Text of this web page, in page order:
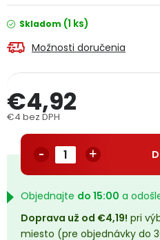
Reklamačný formulár
Obchodné podmienky
Podmienky ochrany
Přihlášení
Skladom (1 ks)
Možnosti doručenia
€4,92
€4 bez DPH
Objednajte do 15:00 a
Doprava už od €4,19! pri
miesto (pre objednávky do